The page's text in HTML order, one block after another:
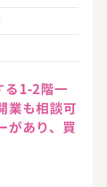
る1-2階一
業も相談可
があり、買